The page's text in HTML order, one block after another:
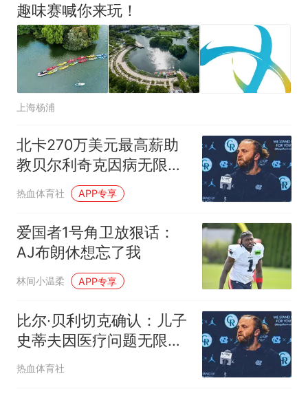
趣味赛喊你来玩！
上海杨浦
北卡270万美元最高薪助
教贝尔利奇克因病无限期
离队，老帅证实：医疗问
题不便多说
热血体育社 APP专享
爱国者1号角卫放狠话：
AJ布朗休想忘了我
林间小温柔 APP专享
比尔·贝利切克确认：儿子
史蒂夫因医疗问题无限期
离队，归期未定
热血体育社